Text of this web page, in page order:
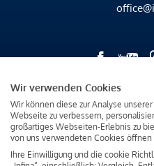
Wir verwenden Cookies
Wir können diese zur Analyse
Webseite zu verbessern,
großartiges Webseiten-Erlebnis zu
von uns verwendeten Cookies
Ihre Einwilligung und die cookie